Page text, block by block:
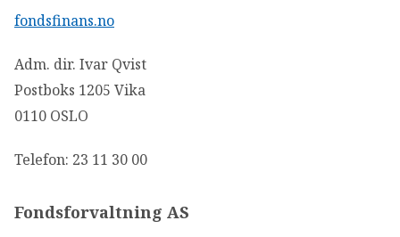
fondsfinans.no
Adm. dir. Ivar Qvist
Postboks 1205 Vika
0110 OSLO
Telefon: 23 11 30 00
Fondsforvaltning AS